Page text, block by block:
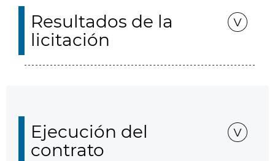
Resultados de la
licitación
Ejecución del
contrato